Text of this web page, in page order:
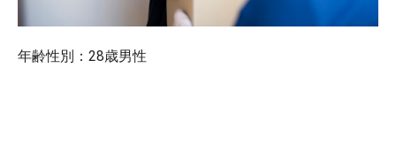
年齢性別：28歳男性